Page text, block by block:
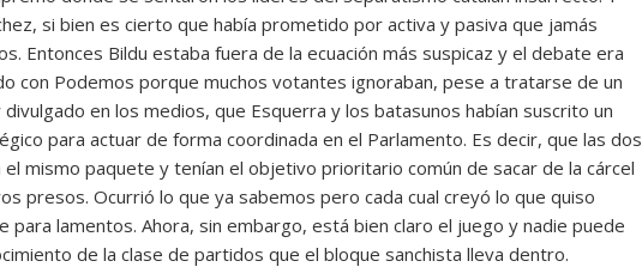
si bien es cierto que había prometido por activa y pasiva que jamás
Entonces Bildu estaba fuera de la ecuación más suspicaz y el debate era
con Podemos porque muchos votantes ignoraban, pese a tratarse de un
divulgado en los medios, que Esquerra y los batasunos habían suscrito un
para actuar de forma coordinada en el Parlamento. Es decir, que las dos
el mismo paquete y tenían el objetivo prioritario común de sacar de la cárcel
presos. Ocurrió lo que ya sabemos pero cada cual creyó lo que quiso
para lamentos. Ahora, sin embargo, está bien claro el juego y nadie puede
de la clase de partidos que el bloque sanchista lleva dentro.